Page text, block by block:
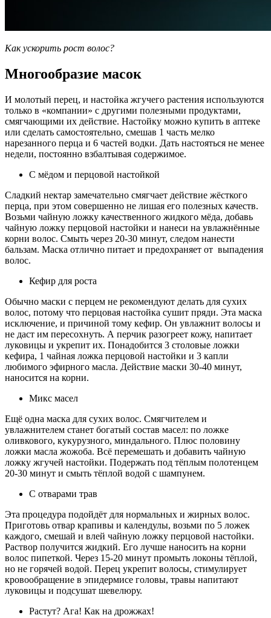
Как ускорить рост волос?
Многообразие масок
И молотый перец, и настойка жгучего растения используются
только в «компании» с другими полезными продуктами,
смягчающими их действие. Настойку можно купить в аптеке
или сделать самостоятельно, смешав 1 часть мелко
нарезанного перца и 6 частей водки. Дать настояться не менее
недели, постоянно взбалтывая содержимое.
С мёдом и перцовой настойкой
Сладкий нектар замечательно смягчает действие жёсткого
перца, при этом совершенно не лишая его полезных качеств.
Возьми чайную ложку качественного жидкого мёда, добавь
чайную ложку перцовой настойки и нанеси на увлажнённые
корни волос. Смыть через 20-30 минут, следом нанести
бальзам. Маска отлично питает и предохраняет от выпадения
волос.
Кефир для роста
Обычно маски с перцем не рекомендуют делать для сухих
волос, потому что перцовая настойка сушит пряди. Эта маска
исключение, и причиной тому кефир. Он увлажнит волосы и
не даст им пересохнуть. А перчик разогреет кожу, напитает
луковицы и укрепит их. Понадобится 3 столовые ложки
кефира, 1 чайная ложка перцовой настойки и 3 капли
любимого эфирного масла. Действие маски 30-40 минут,
наносится на корни.
Микс масел
Ещё одна маска для сухих волос. Смягчителем и
увлажнителем станет богатый состав масел: по ложке
оливкового, кукурузного, миндального. Плюс половину
ложки масла жожоба. Всё перемешать и добавить чайную
ложку жгучей настойки. Подержать под тёплым полотенцем
20-30 минут и смыть тёплой водой с шампунем.
С отварами трав
Эта процедура подойдёт для нормальных и жирных волос.
Приготовь отвар крапивы и календулы, возьми по 5 ложек
каждого, смешай и влей чайную ложку перцовой настойки.
Раствор получится жидкий. Его лучше наносить на корни
волос пипеткой. Через 15-20 минут промыть локоны тёплой,
но не горячей водой. Перец укрепит волосы, стимулирует
кровообращение в эпидермисе головы, травы напитают
луковицы и подсушат шевелюру.
Растут? Ага! Как на дрожжах!